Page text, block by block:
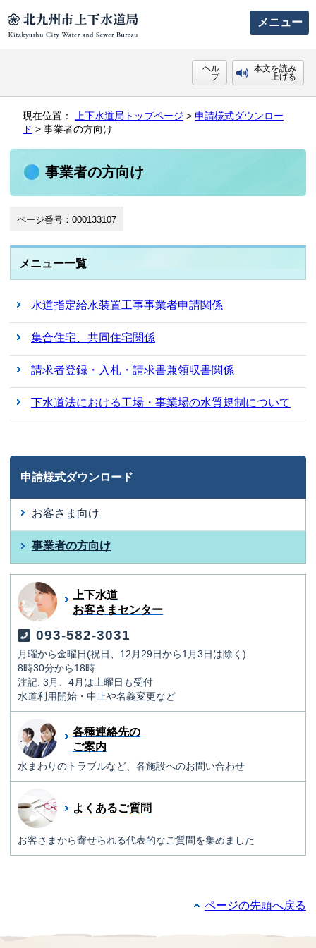
メニュー
ヘル
プ
本文を読み
上げる
現在位置： 上下水道局トップページ > 申請様式ダウンロー
ド > 事業者の方向け
事業者の方向け
ページ番号：000133107
メニュー一覧
水道指定給水装置工事事業者申請関係
集合住宅、共同住宅関係
請求者登録・入札・請求書兼領収書関係
下水道法における工場・事業場の水質規制について
申請様式ダウンロード
お客さま向け
事業者の方向け
上下水道
お客さまセンター
093-582-3031
月曜から金曜日(祝日、12月29日から1月3日は除く)
8時30分から18時
注記: 3月、4月は土曜日も受付
水道利用開始・中止や名義変更など
各種連絡先の
ご案内
水まわりのトラブルなど、各施設へのお問い合わせ
よくあるご質問
お客さまから寄せられる代表的なご質問を集めました
ページの先頭へ戻る